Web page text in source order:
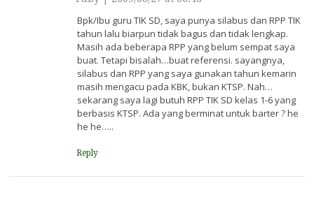
Bpk/Ibu guru TIK SD, saya punya silabus dan RPP TIK
tahun lalu biarpun tidak bagus dan tidak lengkap.
Masih ada beberapa RPP yang belum sempat saya
buat. Tetapi bisalah…buat referensi. sayangnya,
silabus dan RPP yang saya gunakan tahun kemarin
masih mengacu pada KBK, bukan KTSP. Nah…
sekarang saya lagi butuh RPP TIK SD kelas 1-6 yang
berbasis KTSP. Ada yang berminat untuk barter ? he
he he…..
Reply